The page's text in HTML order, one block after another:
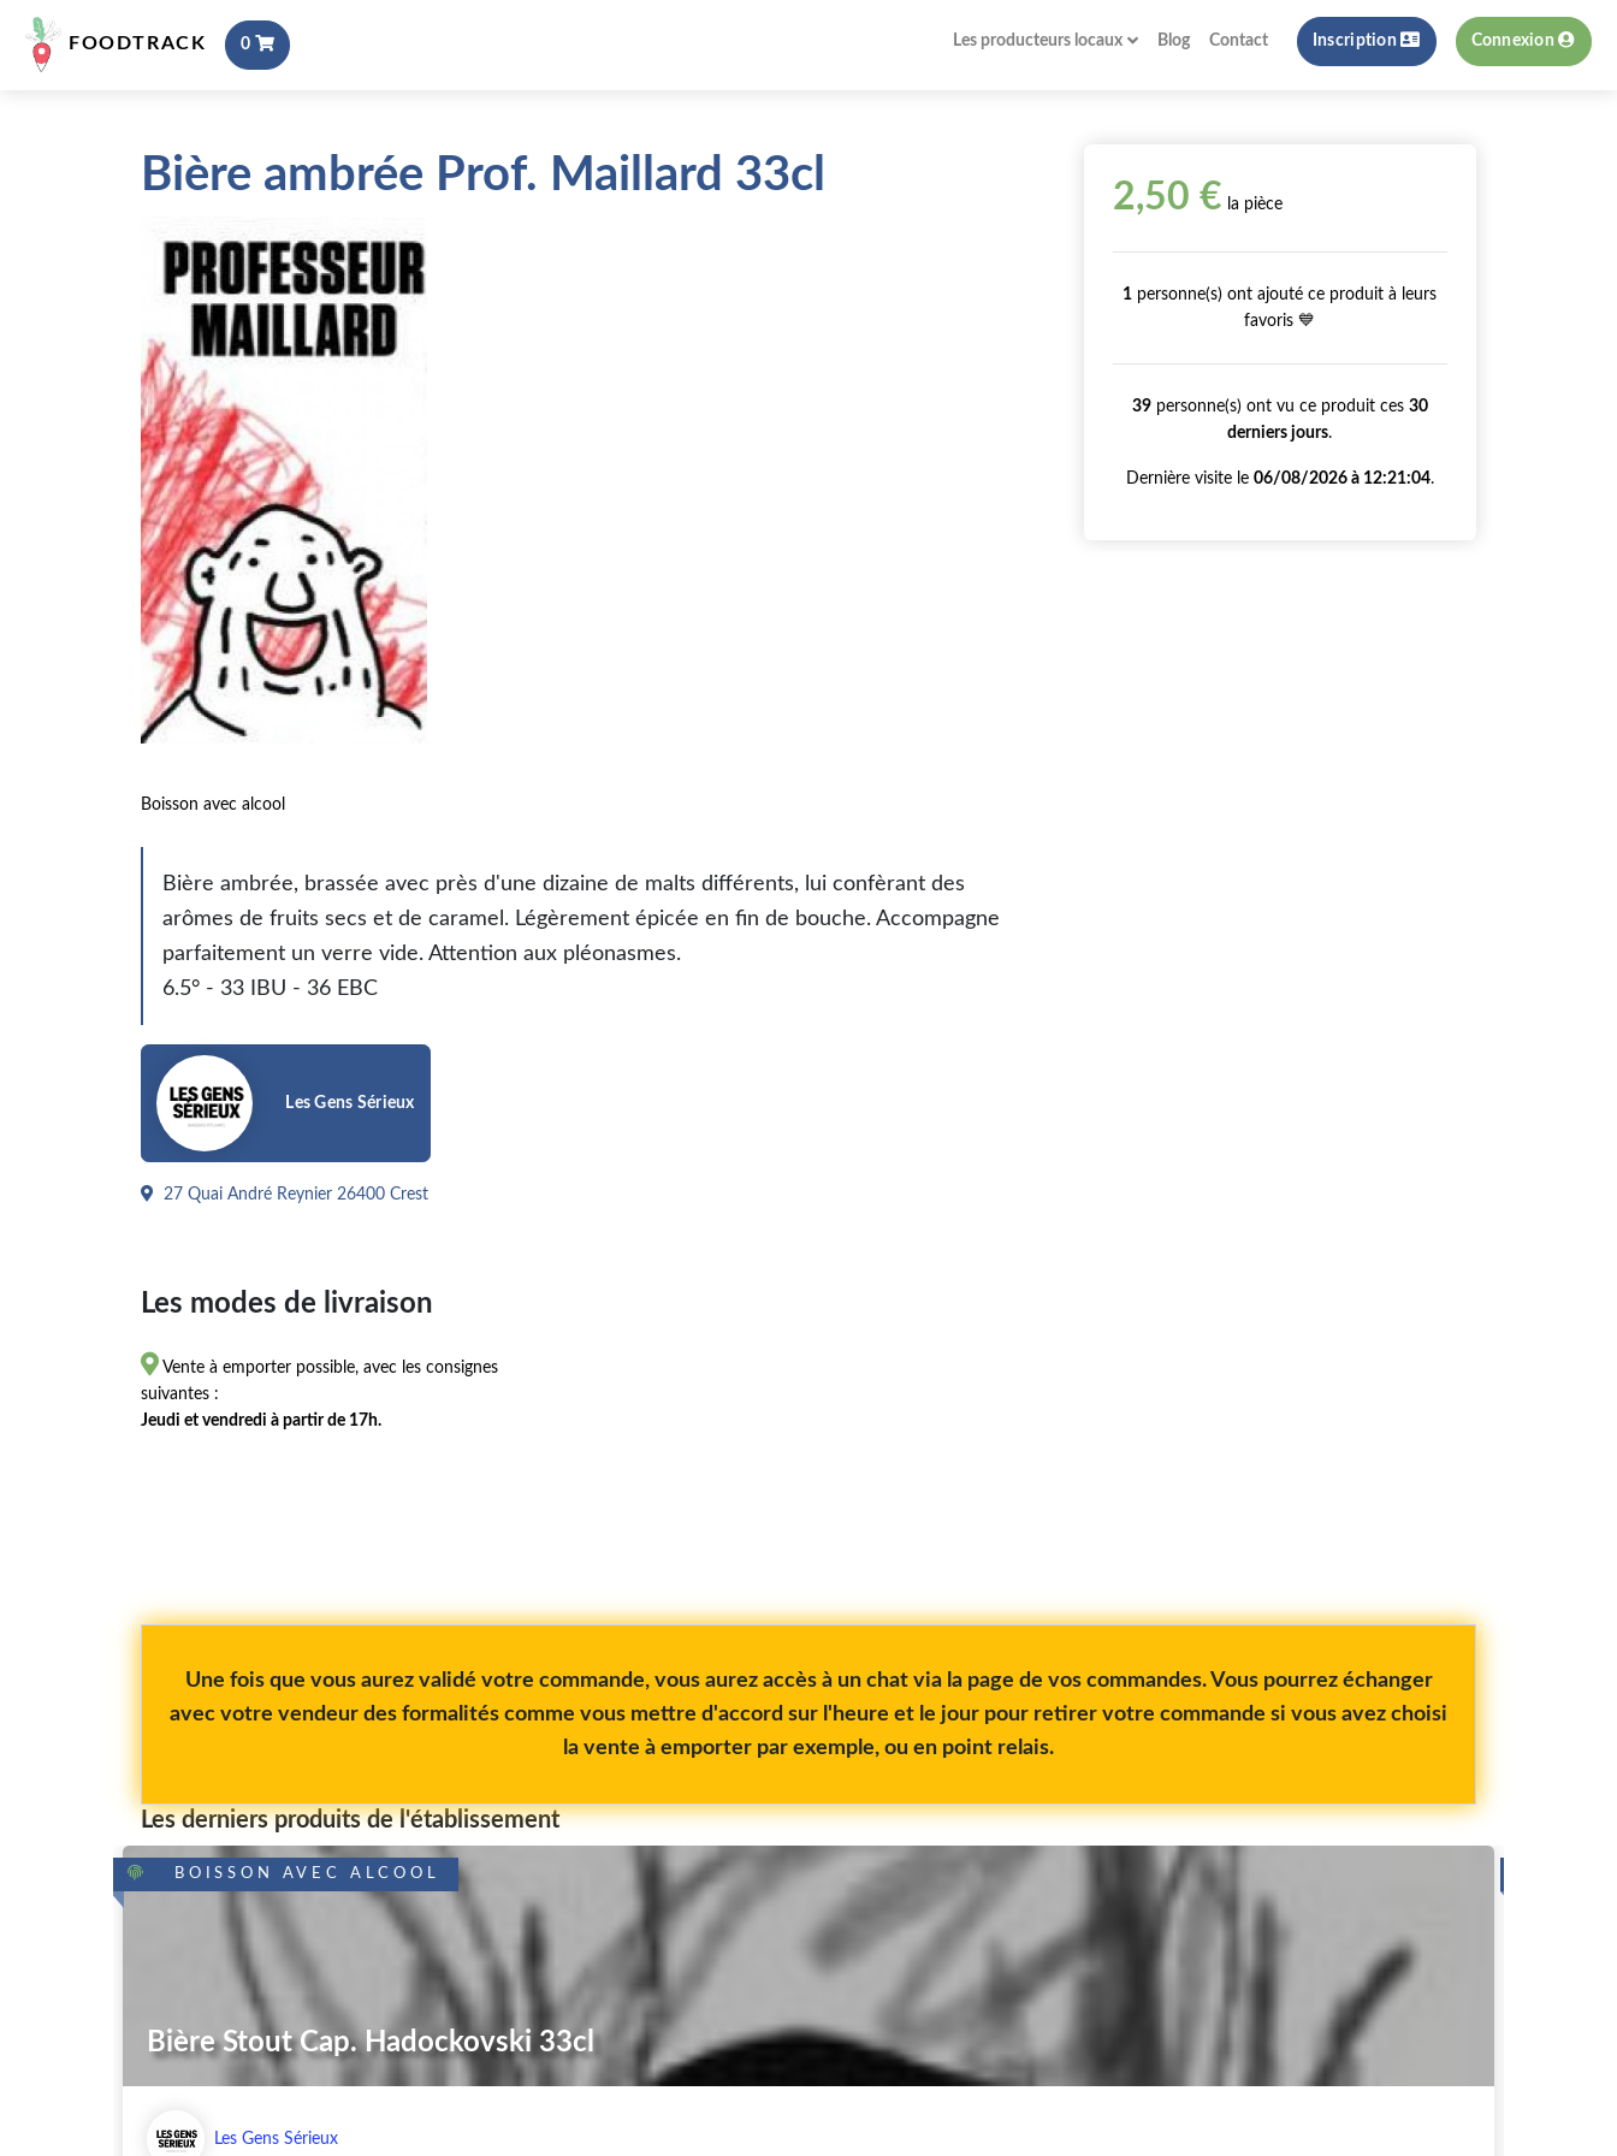
FOODTRACK 0 Les producteurs locaux Blog Contact Inscription Connexion
Bière ambrée Prof. Maillard 33cl
Boisson avec alcool
Bière ambrée, brassée avec près d'une dizaine de malts différents, lui confèrant des
arômes de fruits secs et de caramel. Légèrement épicée en fin de bouche. Accompagne
parfaitement un verre vide. Attention aux pléonasmes.
6.5° - 33 IBU - 36 EBC
Les Gens Sérieux
27 Quai André Reynier 26400 Crest
Les modes de livraison
 Vente à emporter possible, avec les consignes
suivantes :
Jeudi et vendredi à partir de 17h.
2,50 € la pièce
1 personne(s) ont ajouté ce produit à leurs
favoris 💙
39personne(s) ont vu ce produit ces 30
derniers jours.
Dernière visite le 06/08/2026 à 12:21:04.
Une fois que vous aurez validé votre commande, vous aurez accès à un chat via la page de vos commandes. Vous pourrez échanger
avec votre vendeur des formalités comme vous mettre d'accord sur l'heure et le jour pour retirer votre commande si vous avez choisi
la vente à emporter par exemple, ou en point relais.
Les derniers produits de l'établissement
BOISSON AVEC ALCOOL
Bière Stout Cap. Hadockovski 33cl
Les Gens Sérieux